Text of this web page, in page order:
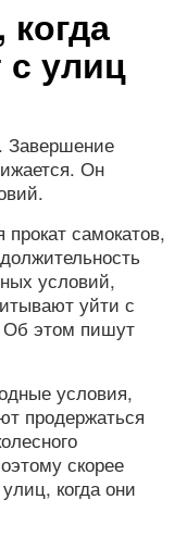
с улиц
Завершение
Он
самокатов,
условий,
уйти с
Об этом пишут
условия,
продержаться
скорее
когда они